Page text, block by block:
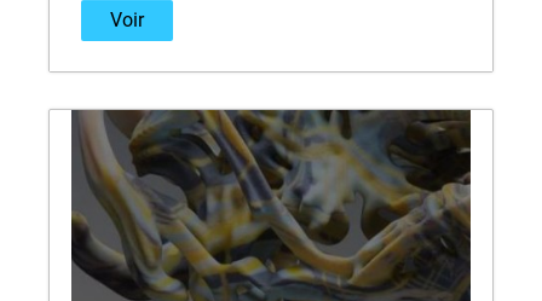
Voir